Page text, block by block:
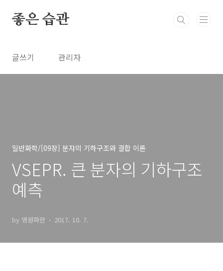
좋은 습관
글쓰기 관리자
일반화학/[09장] 분자의 기하구조와 결합 이론
VSEPR. 큰 분자의 기하구조
예측
by 영원파란 2017. 10. 7.